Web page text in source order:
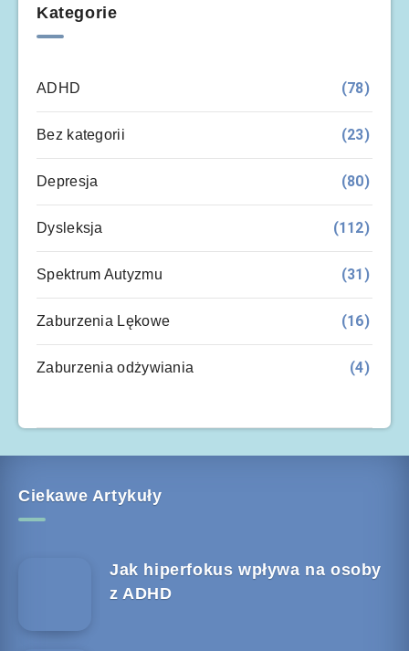
Kategorie
ADHD (78)
Bez kategorii (23)
Depresja (80)
Dysleksja (112)
Spektrum Autyzmu (31)
Zaburzenia Lękowe (16)
Zaburzenia odżywiania (4)
Ciekawe Artykuły
Jak hiperfokus wpływa na osoby
z ADHD